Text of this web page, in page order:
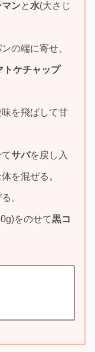
マンと水(大さじ
の端に寄せ、
トケチャップ
を飛ばして甘
サバを戻し入
を混ぜる。
。
をのせて黒コ